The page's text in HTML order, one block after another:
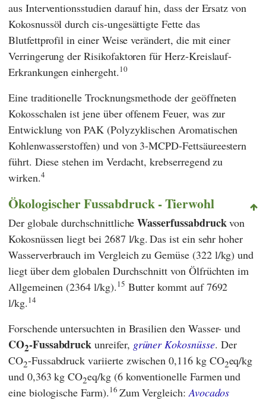
aus Interventionsstudien darauf hin, dass der Ersatz von
Kokosnussöl durch cis-ungesättigte Fette das
Blutfettprofil in einer Weise verändert, die mit einer
Verringerung der Risikofaktoren für Herz-Kreislauf-
Erkrankungen einhergeht.10
Eine traditionelle Trocknungsmethode der geöffneten
Kokosschalen ist jene über offenem Feuer, was zur
Entwicklung von PAK (Polyzyklischen Aromatischen
Kohlenwasserstoffen) und von 3-MCPD-Fettsäureestern
führt. Diese stehen im Verdacht, krebserregend zu
wirken.4
Ökologischer Fussabdruck - Tierwohl
Der globale durchschnittlicheWasserfussabdruckvon
Kokosnüssen liegt bei 2687 l/kg. Das ist ein sehr hoher
Wasserverbrauch im Vergleich zu Gemüse (322 l/kg) und
liegt über dem globalen Durchschnitt von Ölfrüchten im
Allgemeinen (2364 l/kg).15 Butter kommt auf 7692
l/kg.14
Forschende untersuchten in Brasilien den Wasser- und
CO2-Fussabdruck unreifer, grüner Kokosnüsse. Der
CO2-Fussabdruck variierte zwischen 0,116 kg CO2eq/kg
und 0,363 kg CO2eq/kg (6 konventionelle Farmen und
eine biologische Farm).16 Zum Vergleich: Avocados